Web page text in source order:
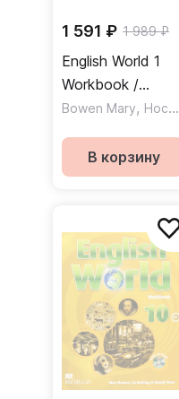
1 591 ₽ 1 989 ₽
English World 1
Workbook /
Рабочая тетрадь
Bowen Mary, Hocking Liz
В корзину